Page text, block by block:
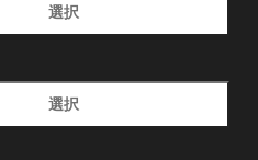
選択
選択